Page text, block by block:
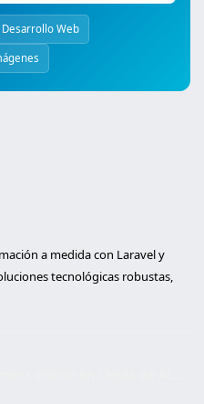
Desarrollo Web
a medida con Laravel y
tecnológicas robustas,